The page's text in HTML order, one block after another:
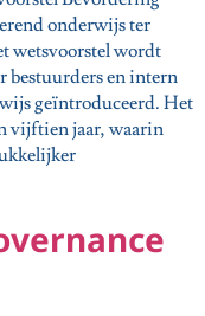
onderwijs ter
wetsvoorstel wordt
bestuurders en intern
geïntroduceerd. Het
vijftien jaar, waarin